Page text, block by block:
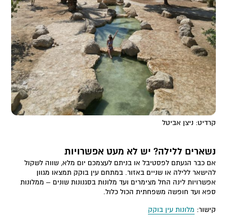
קרדיט: ניצן אביטל
נשארים ללילה? יש לא מעט אפשרויות
אם כבר הגעתם לפסטיבל או בניתם לעצמכם יום מלא, שווה לשקול
להישאר ללילה או שניים באזור. במתחם עין בוקק תמצאו מגוון
אפשרויות לינה החל מצימרים ועד מלונות בסגנונות שונים – ממלונות
ספא ועד חופשה משפחתית הכול כלול.
קישור: מלונות עין בוקק